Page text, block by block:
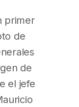
primer
de
de
el jefe